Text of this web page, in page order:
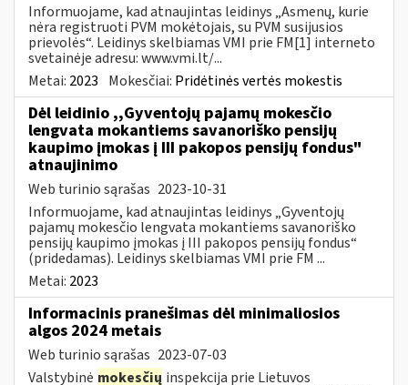
Informuojame, kad atnaujintas leidinys „Asmenų, kurie
nėra registruoti PVM mokėtojais, su PVM susijusios
prievolės“. Leidinys skelbiamas VMI prie FM[1] interneto
svetainėje adresu: www.vmi.lt/...
Metai: 2023 Mokesčiai: Pridėtinės vertės mokestis
Dėl leidinio ,,Gyventojų pajamų mokesčio
lengvata mokantiems savanoriško pensijų
kaupimo įmokas į III pakopos pensijų fondus"
atnaujinimo
Web turinio sąrašas 2023-10-31
Informuojame, kad atnaujintas leidinys „Gyventojų
pajamų mokesčio lengvata mokantiems savanoriško
pensijų kaupimo įmokas į III pakopos pensijų fondus“
(pridedamas). Leidinys skelbiamas VMI prie FM ...
Metai: 2023
Informacinis pranešimas dėl minimaliosios
algos 2024 metais
Web turinio sąrašas 2023-07-03
Valstybinė mokesčių inspekcija prie Lietuvos